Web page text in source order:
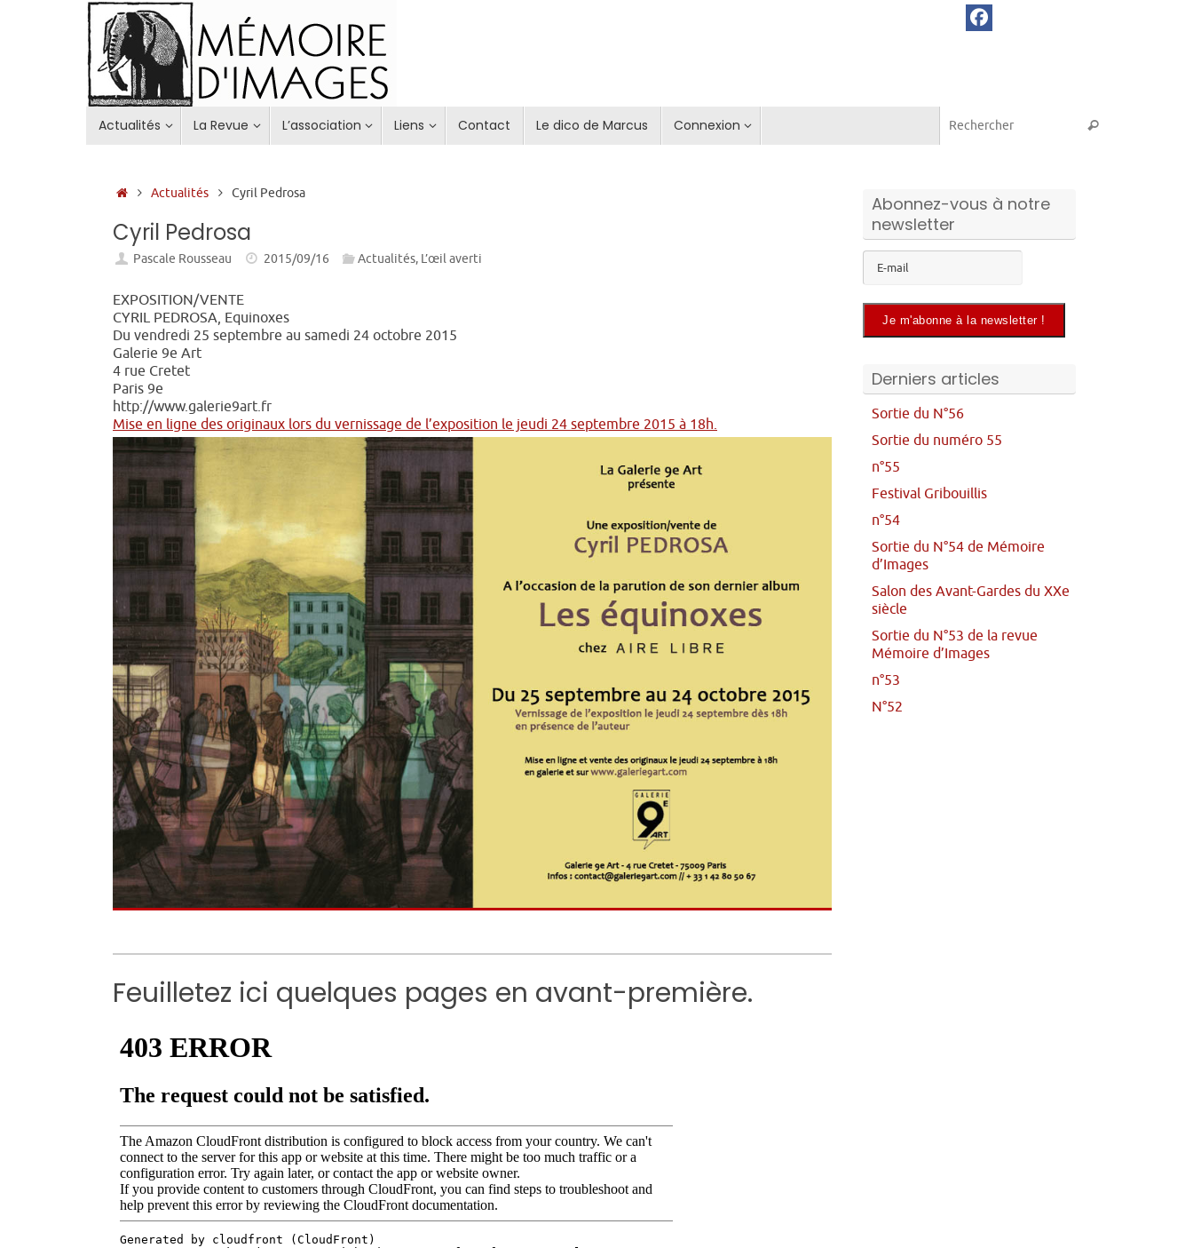
Actualités La Revue L’association Liens Contact Le dico de Marcus Connexion Rechercher
Accueil
Actualités Cyril Pedrosa
Cyril Pedrosa
Pascale Rousseau 2015/09/16 Actualités, L’œil averti
EXPOSITION/VENTE
CYRIL PEDROSA, Equinoxes
Du vendredi 25 septembre au samedi 24 octobre 2015
Galerie 9e Art
4 rue Cretet
Paris 9e
http://www.galerie9art.fr
Mise en ligne des originaux lors du vernissage de l’exposition le jeudi 24 septembre 2015 à 18h.
Feuilletez ici quelques pages en avant-première.
Abonnez-vous à notre
newsletter
Derniers articles
Sortie du N°56
Sortie du numéro 55
n°55
Festival Gribouillis
n°54
Sortie du N°54 de Mémoire
d’Images
Salon des Avant-Gardes du XXe
siècle
Sortie du N°53 de la revue
Mémoire d’Images
n°53
N°52